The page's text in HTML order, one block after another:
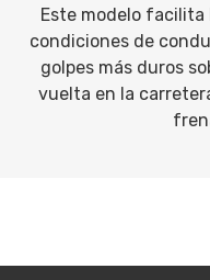
Este modelo facilita
condiciones de
golpes más duros
vuelta en la